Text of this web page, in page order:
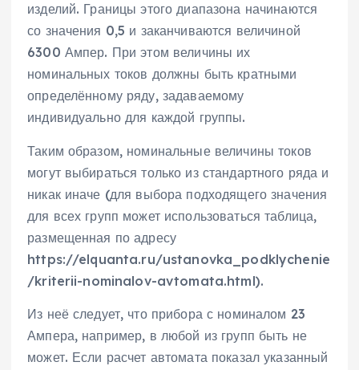
изделий. Границы этого диапазона начинаются
со значения 0,5 и заканчиваются величиной
6300 Ампер. При этом величины их
номинальных токов должны быть кратными
определённому ряду, задаваемому
индивидуально для каждой группы.
Таким образом, номинальные величины токов
могут выбираться только из стандартного ряда и
никак иначе (для выбора подходящего значения
для всех групп может использоваться таблица,
размещенная по адресу
https://elquanta.ru/ustanovka_podklychenie
/kriterii-nominalov-avtomata.html).
Из неё следует, что прибора с номиналом 23
Ампера, например, в любой из групп быть не
может. Если расчет автомата показал указанный